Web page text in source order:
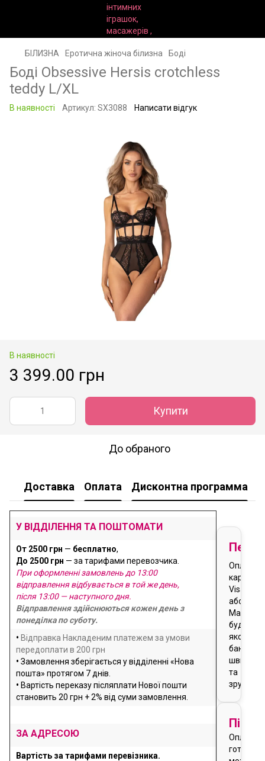
БІЛИЗНА Еротична жіноча білизна Боді
Боді Obsessive Hersis crotchless
teddy L/XL
В наявності Артикул: SX3088 Написати відгук
В наявності
3 399.00 грн
Купити
До обраного
Доставка Оплата Дисконтна программа
У ВІДДІЛЕННЯ ТА ПОШТОМАТИ
От 2500 грн — бесплатно,
До 2500 грн — за тарифами перевозчика.
При оформленні замовлень до 13:00
відправлення відбувається в той же день,
після 13:00 — наступного дня.
Відправлення здійснюються кожен день з
понеділка по суботу.
• Відправка Накладеним платежем за умови
передоплати в 200 грн
• Замовлення зберігається у відділенні «Нова
пошта» протягом 7 днів.
• Вартість переказу післяплати Нової пошти
становить 20 грн + 2% від суми замовлення.
ЗА АДРЕСОЮ
Вартість за тарифами перевізника.
Оплата
карткою
Visa
або
будь-
якого
банку
швидко
та
зручно
Оплата
готівкою